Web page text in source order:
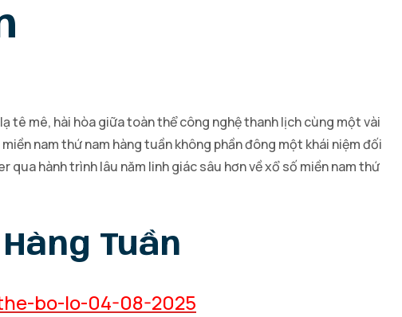
tê mê, hài hòa giữa toàn thể công nghệ thanh lịch cùng một vài
nam thứ nam hàng tuần không phần đông một khái niệm đối
hành trình lâu năm linh giác sâu hơn về xổ số miền nam thứ
Tuần
bo-lo-04-08-2025